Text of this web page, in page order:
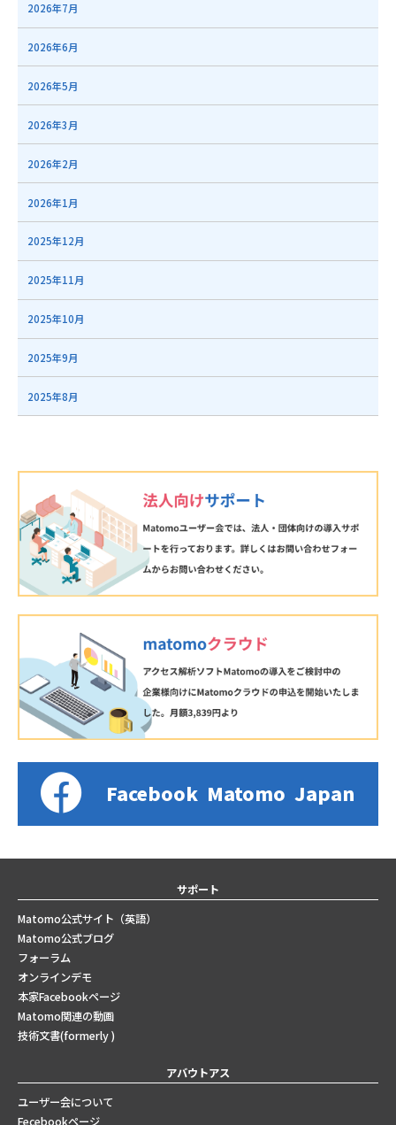
2026年7月
2026年6月
2026年5月
2026年3月
2026年2月
2026年1月
2025年12月
2025年11月
2025年10月
2025年9月
2025年8月
Facebook Matomo Japan
サポート
Matomo公式サイト（英語）
Matomo公式ブログ
フォーラム
オンラインデモ
本家Facebookページ
Matomo関連の動画
技術文書(formerly )
アバウトアス
ユーザー会について
Fecebookページ